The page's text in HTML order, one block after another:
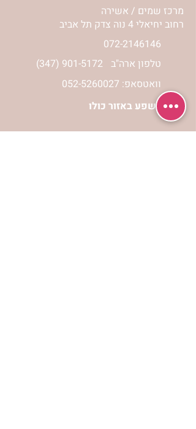
מרכז שמים / אשירה
רחוב יחיאלי 4 נוה צדק תל אביב
072-2146146
(347) 901-5172 טלפון ארה"ב
וואטסאפ: 052-5260027
חניה בשפע באזור כולו